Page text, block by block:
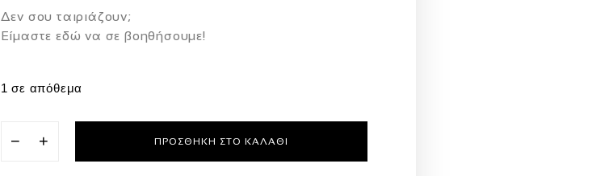
Δεν σου ταιριάζουν;
Eίμαστε εδώ να σε βοηθήσουμε!
1 σε απόθεμα
− + ΠΡΟΣΘΉΚΗ ΣΤΟ ΚΑΛΆΘΙ